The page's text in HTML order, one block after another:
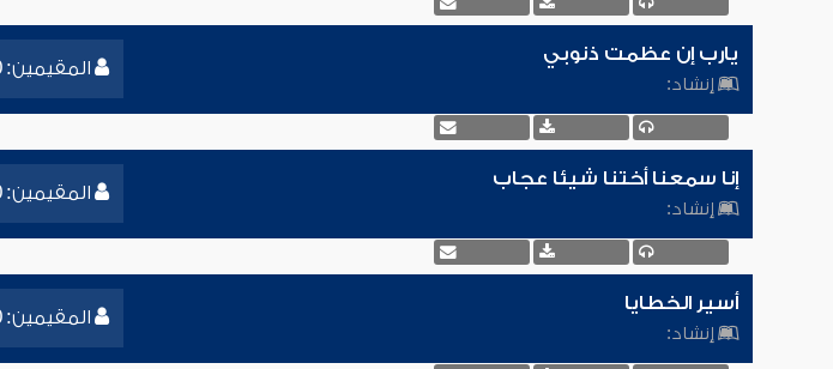
المقيمين: 0
يارب إن عظمت ذنوبي
إنشاد:
المقيمين: 0
إنا سمعنا أختنا شيئا عجاب
إنشاد:
المقيمين: 0
أسير الخطايا
إنشاد: